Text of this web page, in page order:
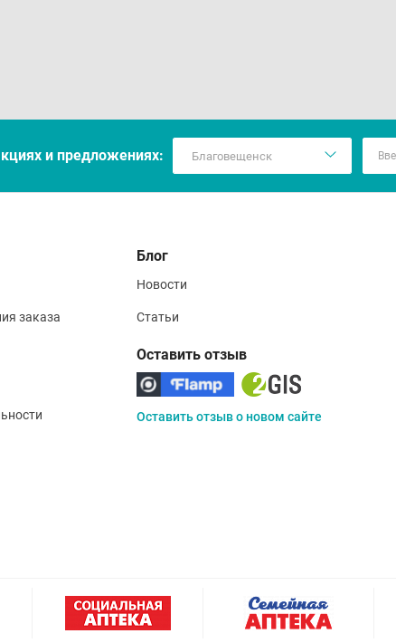
и предложениях:
заказа
Блог
Новости
Статьи
Оставить отзыв
Оставить отзыв о новом сайте